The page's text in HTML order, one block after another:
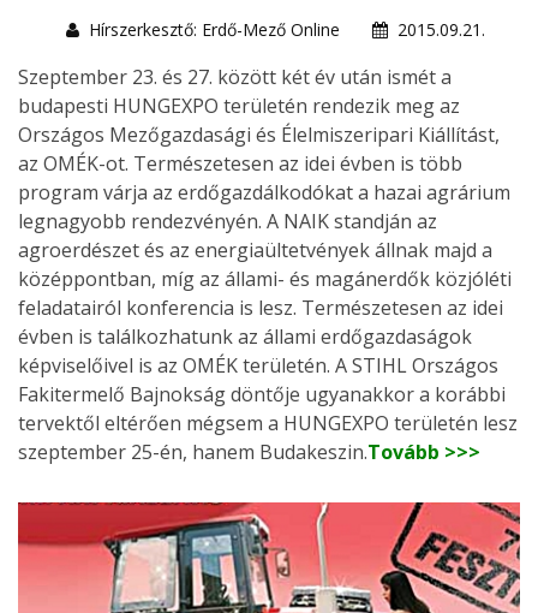
Hírszerkesztő: Erdő-Mező Online
2015.09.21.
Szeptember 23. és 27. között két év után ismét a
budapesti HUNGEXPO területén rendezik meg az
Országos Mezőgazdasági és Élelmiszeripari Kiállítást,
az OMÉK-ot. Természetesen az idei évben is több
program várja az erdőgazdálkodókat a hazai agrárium
legnagyobb rendezvényén. A NAIK standján az
agroerdészet és az energiaültetvények állnak majd a
középpontban, míg az állami- és magánerdők közjóléti
feladatairól konferencia is lesz. Természetesen az idei
évben is találkozhatunk az állami erdőgazdaságok
képviselőivel is az OMÉK területén. A STIHL Országos
Fakitermelő Bajnokság döntője ugyanakkor a korábbi
tervektől eltérően mégsem a HUNGEXPO területén lesz
szeptember 25-én, hanem Budakeszin.Tovább >>>